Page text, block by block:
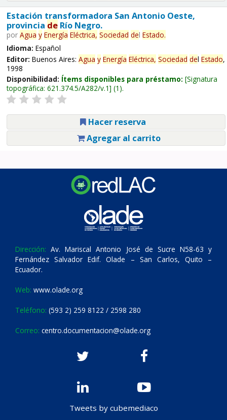
Estación transformadora San Antonio Oeste,
provincia deRío Negro.
por Agua y Energía Eléctrica, Sociedad del Estado.
Idioma: Español
Editor: Buenos Aires: Agua y Energía Eléctrica, Sociedad del Estado,
1998
Disponibilidad: Ítems disponibles para préstamo: Signatura
topográfica: 621.374.5/A282/v.1 (1).
Hacer reserva
Agregar al carrito
Dirección: Av. Mariscal Antonio José de Sucre N58-63 y
Fernández Salvador Edif. Olade – San Carlos, Quito –
Ecuador.
Web: www.olade.org
Teléfono: (593 2) 259 8122 / 2598 280
Correo: centro.documentacion@olade.org
Tweets by cubemediaco